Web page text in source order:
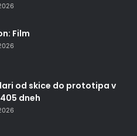
Film
od skice do prototipa v
dneh